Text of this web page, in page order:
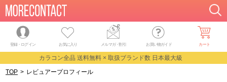
登録・ログイン お気に入り メルマガ・割引 お買い物ガイド カート
カラコン全品 送料無料 × 取扱ブランド数 日本最大級
TOP > レビュアープロフィール